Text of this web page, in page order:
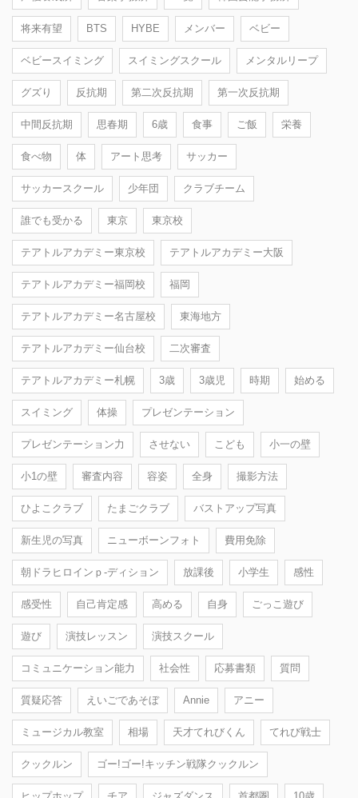
将来有望 BTS HYBE メンバー ベビー
ベビースイミング スイミングスクール メンタルリープ
グズり 反抗期 第二次反抗期 第一次反抗期
中間反抗期 思春期 6歳 食事 ご飯 栄養
食べ物 体 アート思考 サッカー
サッカースクール 少年団 クラブチーム
誰でも受かる 東京 東京校
テアトルアカデミー東京校 テアトルアカデミー大阪
テアトルアカデミー福岡校 福岡
テアトルアカデミー名古屋校 東海地方
テアトルアカデミー仙台校 二次審査
テアトルアカデミー札幌 3歳 3歳児 時期 始める
スイミング 体操 プレゼンテーション
プレゼンテーション力 させない こども 小一の壁
小1の壁 審査内容 容姿 全身 撮影方法
ひよこクラブ たまごクラブ バストアップ写真
新生児の写真 ニューボーンフォト 費用免除
朝ドラヒロインｐ-ディション 放課後 小学生 感性
感受性 自己肯定感 高める 自身 ごっこ遊び
遊び 演技レッスン 演技スクール
コミュニケーション能力 社会性 応募書類 質問
質疑応答 えいごであそぼ Annie アニー
ミュージカル教室 相場 天才てれびくん てれび戦士
クックルン ゴー!ゴー!キッチン戦隊クックルン